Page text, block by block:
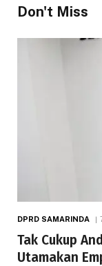
Don't Miss
DPRD SAMARINDA
Tak Cukup
Utamakan